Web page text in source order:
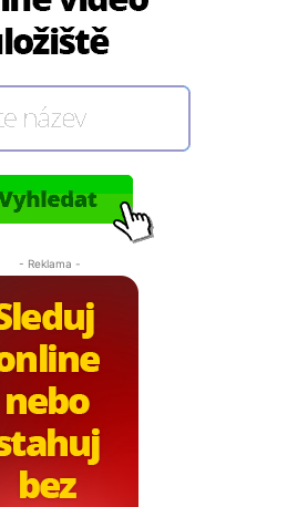
- Reklama -